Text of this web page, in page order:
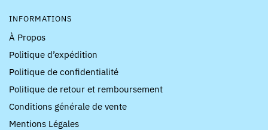
INFORMATIONS
À Propos
Politique d’expédition
Politique de confidentialité
Politique de retour et remboursement
Conditions générale de vente
Mentions Légales